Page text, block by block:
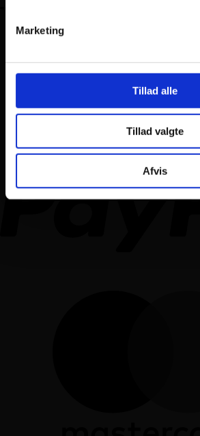
Marketing
Tillad alle
Tillad valgte
Afvis